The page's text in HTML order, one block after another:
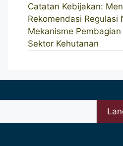
Catatan Kebijakan:
Rekomendasi Regulasi
Mekanisme
Sektor Kehutanan